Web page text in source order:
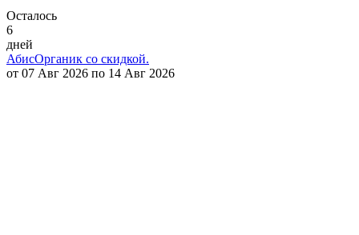
Осталось
6
дней
АбисОрганик со скидкой.
от 07 Авг 2026 по 14 Авг 2026